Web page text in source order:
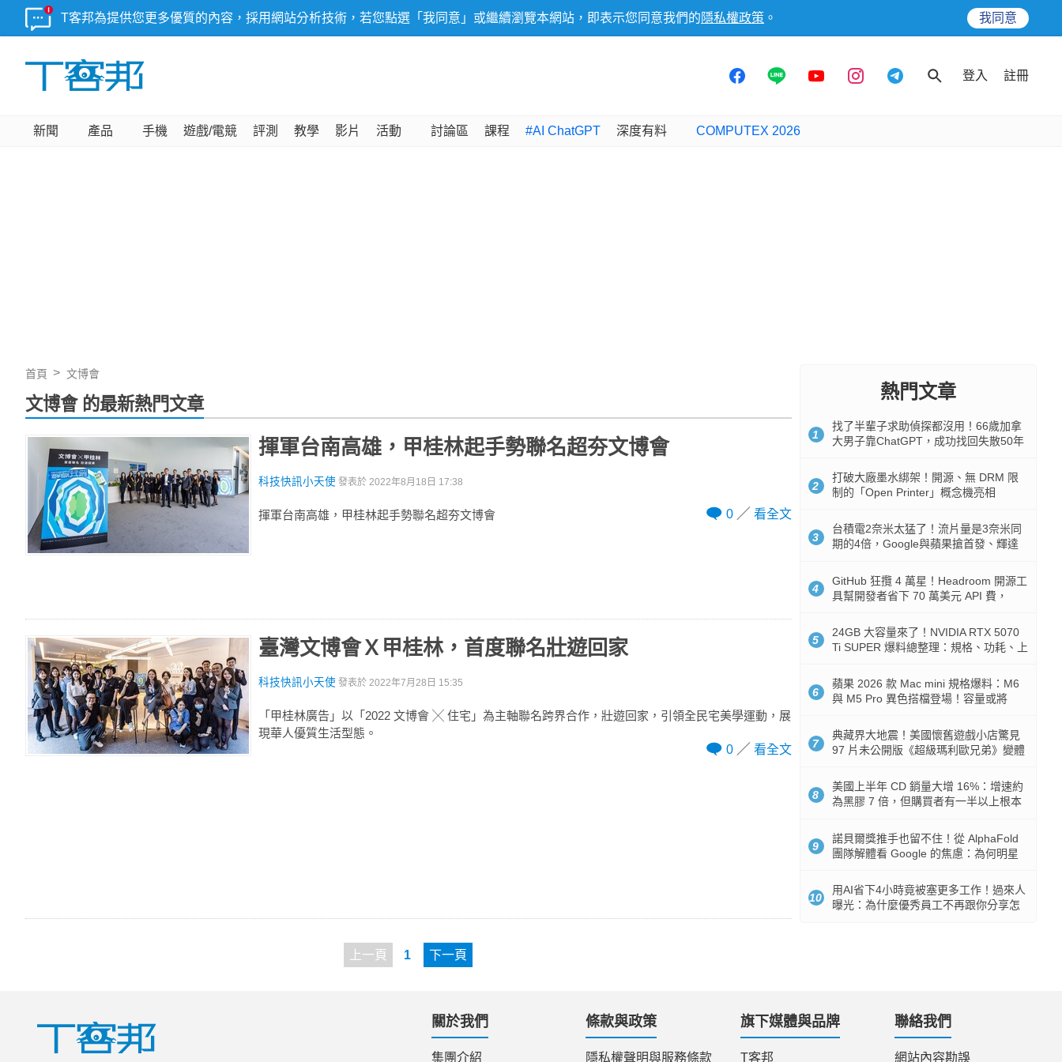
T客邦為提供您更多優質的內容，採用網站分析技術，若您點選「我同意」或繼續瀏覽本網站，即表示您同意我們的 隱私權政策 。 我同意
登入 註冊
新聞 產品 手機 遊戲/電競 評測 教學 影片 活動 討論區 課程 #AI ChatGPT 深度有料 COMPUTEX 2026
首頁 文博會
文博會 的最新熱門文章
揮軍台南高雄，甲桂林起手勢聯名超夯文博會
科技快訊小天使 發表於 2022年8月18日 17:38
揮軍台南高雄，甲桂林起手勢聯名超夯文博會 0 看全文
臺灣文博會Ｘ甲桂林，首度聯名壯遊回家
科技快訊小天使 發表於 2022年7月28日 15:35
「甲桂林廣告」以「2022 文博會 ╳ 住宅」為主軸聯名跨界合作，壯遊回家，引領全民宅美學運動，展
現華人優質生活型態。
0
看全文
上一頁 1 下一頁
熱門文章
1
找了半輩子求助偵探都沒用！66歲加拿
大男子靠ChatGPT，成功找回失散50年
2
打破大廠墨水綁架！開源、無 DRM 限
制的「Open Printer」概念機亮相
3
台積電2奈米太猛了！流片量是3奈米同
期的4倍，Google與蘋果搶首發、輝達
4
GitHub 狂攬 4 萬星！Headroom 開源工
具幫開發者省下 70 萬美元 API 費，
5
24GB 大容量來了！NVIDIA RTX 5070
Ti SUPER 爆料總整理：規格、功耗、上
6
蘋果 2026 款 Mac mini 規格爆料：M6
與 M5 Pro 異色搭檔登場！容量或將
7
典藏界大地震！美國懷舊遊戲小店驚見
97 片未公開版《超級瑪利歐兄弟》變體
8
美國上半年 CD 銷量大增 16%：增速約
為黑膠 7 倍，但購買者有一半以上根本
9
諾貝爾獎推手也留不住！從 AlphaFold
團隊解體看 Google 的焦慮：為何明星
10
用AI省下4小時竟被塞更多工作！過來人
曝光：為什麼優秀員工不再跟你分享怎
關於我們
集團介紹
條款與政策
隱私權聲明與服務條款
旗下媒體與品牌
T客邦
聯絡我們
網站內容勘誤